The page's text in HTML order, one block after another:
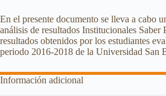
En el presente documento se lleva a cabo
análisis de resultados Institucionales Saber
resultados obtenidos por los estudiantes
periodo 2016-2018 de la Universidad San
Información adicional